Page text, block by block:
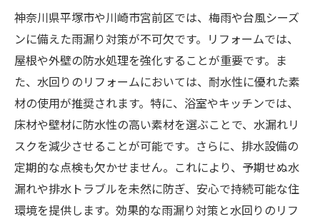
神奈川県平塚市や川崎市宮前区では、梅雨や台風シーズ
ンに備えた雨漏り対策が不可欠です。リフォームでは、
屋根や外壁の防水処理を強化することが重要です。ま
た、水回りのリフォームにおいては、耐水性に優れた素
材の使用が推奨されます。特に、浴室やキッチンでは、
床材や壁材に防水性の高い素材を選ぶことで、水漏れリ
スクを減少させることが可能です。さらに、排水設備の
定期的な点検も欠かせません。これにより、予期せぬ水
漏れや排水トラブルを未然に防ぎ、安心で持続可能な住
環境を提供します。効果的な雨漏り対策と水回りのリフ